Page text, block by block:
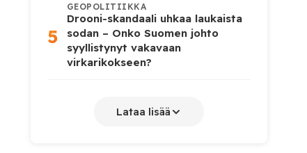
5
GEOPOLITIIKKA
Drooni-skandaali uhkaa laukaista
sodan – Onko Suomen johto
syyllistynyt vakavaan
virkarikokseen?
Lataa lisää